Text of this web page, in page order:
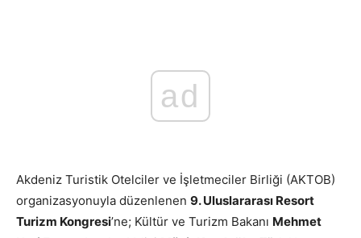
ad
Akdeniz Turistik Otelciler ve İşletmeciler Birliği (AKTOB)
organizasyonuyla düzenlenen 9. Uluslararası Resort
Turizm Kongresi’ne; Kültür ve Turizm Bakanı Mehmet